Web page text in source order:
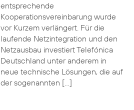
entsprechende
Kooperationsvereinbarung wurde
vor Kurzem verlängert. Für die
laufende Netzintegration und den
Netzausbau investiert Telefónica
Deutschland unter anderem in
neue technische Lösungen, die auf
der sogenannten […]